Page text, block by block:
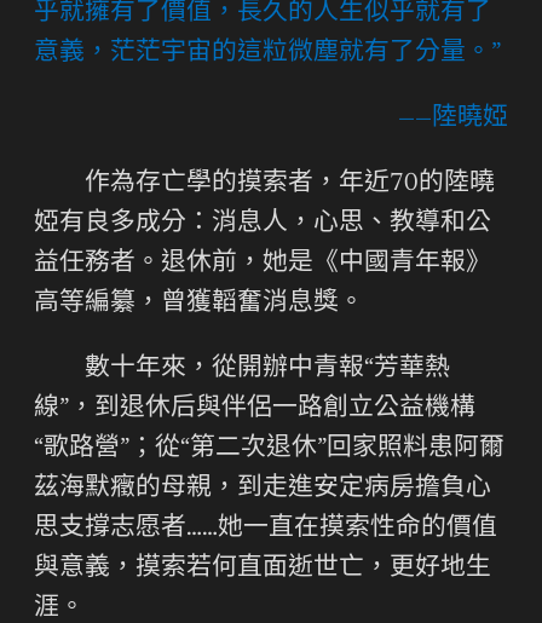
乎就擁有了價值，長久的人生似乎就有了
意義，茫茫宇宙的這粒微塵就有了分量。”
——陸曉婭
作為存亡學的摸索者，年近70的陸曉
婭有良多成分：消息人，心思、教導和公
益任務者。退休前，她是《中國青年報》
高等編纂，曾獲韜奮消息獎。
數十年來，從開辦中青報“芳華熱
線”，到退休后與伴侶一路創立公益機構
“歌路營”；從“第二次退休”回家照料患阿爾
茲海默癥的母親，到走進安定病房擔負心
思支撐志愿者……她一直在摸索性命的價值
與意義，摸索若何直面逝世亡，更好地生
涯。